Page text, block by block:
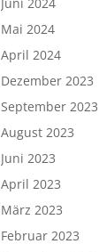
Mai 2024
April 2024
Dezember 2023
September 2023
August 2023
Juni 2023
April 2023
März 2023
Februar 2023